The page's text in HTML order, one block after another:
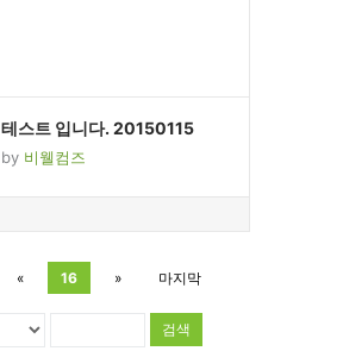
테스트 입니다. 20150115
by 비웰컴즈
« 16 » 마지막
검색